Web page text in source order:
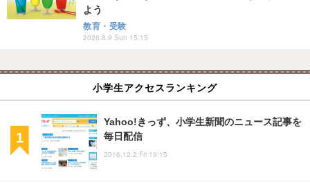
よう
教育・受験
2026.8.9 Sun 15:15
小学生アクセスランキング
Yahoo!きっず、小学生新聞のニュース記事を
毎日配信
2016.12.2 Fri 19:15